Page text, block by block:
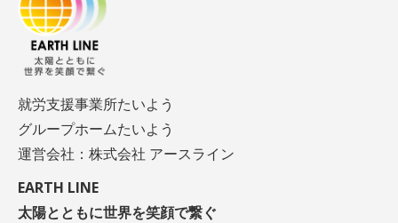
就労支援事業所たいよう
グループホームたいよう
運営会社：株式会社 アースライン
EARTH LINE
太陽とともに世界を笑顔で繋ぐ